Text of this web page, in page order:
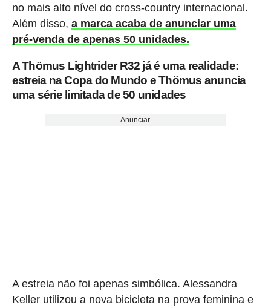
no mais alto nível do cross-country internacional.
Além disso, a marca acaba de anunciar uma
pré-venda de apenas 50 unidades.
A Thömus Lightrider R32 já é uma realidade:
estreia na Copa do Mundo e Thömus anuncia
uma série limitada de 50 unidades
Anunciar
A estreia não foi apenas simbólica. Alessandra
Keller utilizou a nova bicicleta na prova feminina e